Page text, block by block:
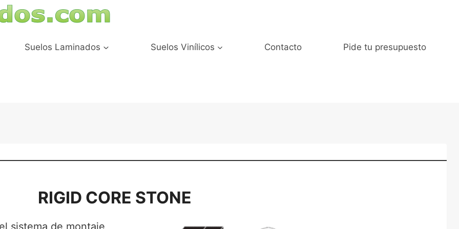
Suelos Laminados
Suelos Vinílicos Contacto Pide tu presupuesto
RIGID CORE STONE
sistema de montaje